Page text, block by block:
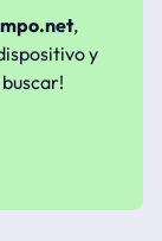
,
y